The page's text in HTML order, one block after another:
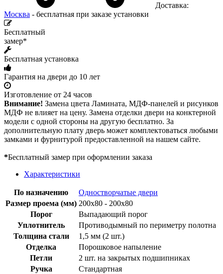
Доставка:
Москва - бесплатная при заказе установки
Бесплатный
замер*
Бесплатная установка
Гарантия на двери до 10 лет
Изготовление от 24 часов
Внимание! Замена цвета Ламината, МДФ-панелей и рисунков
МДФ не влияет на цену. Замена отделки двери на конктерной
модели с одной стороны на другую бесплатно. За
дополнительную плату дверь может комплектоваться любыми
замками и фурнитурой предоставленной на нашем сайте.
*Бесплатный замер при оформлении заказа
Характеристики
По назначению
Одностворчатые двери
Размер проема (мм) 200х80 - 200х80
Порог
Выпадающий порог
Уплотнитель
Противодымный по периметру полотна
Толщина стали
1,5 мм (2 шт.)
Отделка
Порошковое напыление
Петли
2 шт. на закрытых подшипниках
Ручка
Стандартная